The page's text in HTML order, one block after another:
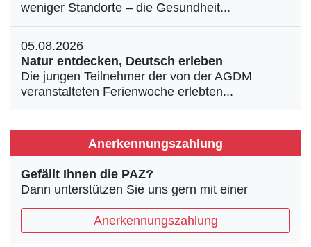
weniger Standorte – die Gesundheit...
05.08.2026
Natur entdecken, Deutsch erleben
Die jungen Teilnehmer der von der AGDM
veranstalteten Ferienwoche erlebten...
Anerkennungszahlung
Gefällt Ihnen die PAZ?
Dann unterstützen Sie uns gern mit einer
Anerkennungszahlung